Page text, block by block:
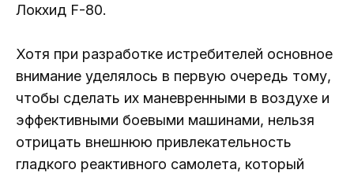
Локхид F-80.
Хотя при разработке истребителей основное
внимание уделялось в первую очередь тому,
чтобы сделать их маневренными в воздухе и
эффективными боевыми машинами, нельзя
отрицать внешнюю привлекательность
гладкого реактивного самолета, который